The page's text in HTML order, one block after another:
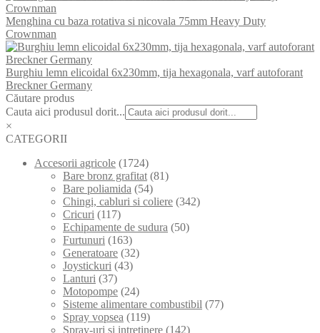
Menghina cu baza rotativa si nicovala 75mm Heavy Duty
Crownman
Burghiu lemn elicoidal 6x230mm, tija hexagonala, varf autoforant
Breckner Germany
Căutare produs
Cauta aici produsul dorit...
×
CATEGORII
Accesorii agricole (1724)
Bare bronz grafitat (81)
Bare poliamida (54)
Chingi, cabluri si coliere (342)
Cricuri (117)
Echipamente de sudura (50)
Furtunuri (163)
Generatoare (32)
Joystickuri (43)
Lanturi (37)
Motopompe (24)
Sisteme alimentare combustibil (77)
Spray vopsea (119)
Spray-uri si intretinere (142)